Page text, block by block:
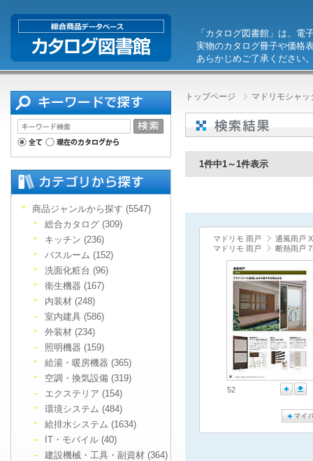
「カタログ図書館」は、電
実物のカタログ冊子や価格
あらかじめご了承ください
トップページ マドリモシャ
1件中1～1件表示
マドリモ 雨戸
通風雨戸
マドリモ 雨戸
断熱雨戸
52
商品ジャンルから探す (5547)
総合カタログ (309)
キッチン (236)
バスルーム (152)
洗面化粧台 (96)
衛生機器 (167)
内装材 (248)
室内建具 (586)
外装材 (234)
照明機器 (159)
給湯・暖房機器 (365)
空調・換気設備 (319)
エクステリア (154)
環境システム (484)
給排水システム (1634)
IT・モバイル (40)
建設機械・工具・副資材 (364)